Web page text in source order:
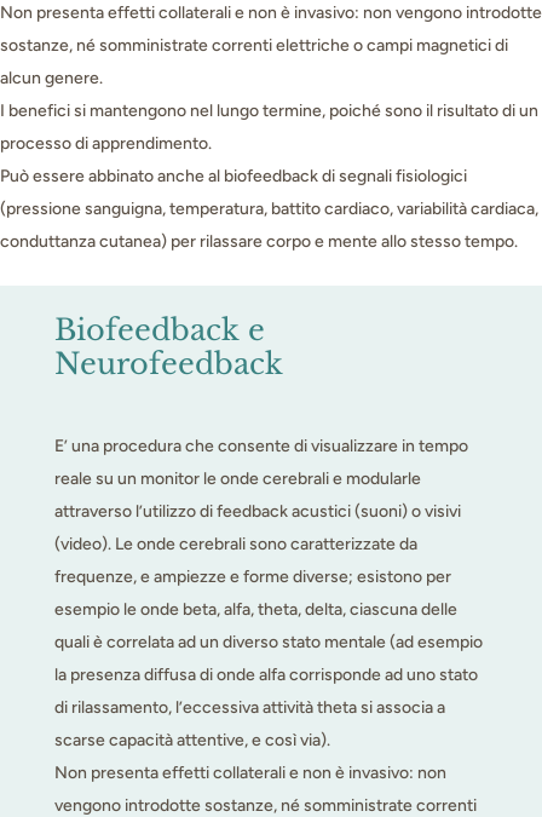
Non presenta effetti collaterali e non è invasivo: non vengono introdotte
sostanze, né somministrate correnti elettriche o campi magnetici di
alcun genere.
I benefici si mantengono nel lungo termine, poiché sono il risultato di un
processo di apprendimento.
Può essere abbinato anche al biofeedback di segnali fisiologici
(pressione sanguigna, temperatura, battito cardiaco, variabilità cardiaca,
conduttanza cutanea) per rilassare corpo e mente allo stesso tempo.
Biofeedback e
Neurofeedback
E’ una procedura che consente di visualizzare in tempo
reale su un monitor le onde cerebrali e modularle
attraverso l’utilizzo di feedback acustici (suoni) o visivi
(video). Le onde cerebrali sono caratterizzate da
frequenze, e ampiezze e forme diverse; esistono per
esempio le onde beta, alfa, theta, delta, ciascuna delle
quali è correlata ad un diverso stato mentale (ad esempio
la presenza diffusa di onde alfa corrisponde ad uno stato
di rilassamento, l’eccessiva attività theta si associa a
scarse capacità attentive, e così via).
Non presenta effetti collaterali e non è invasivo: non
vengono introdotte sostanze, né somministrate correnti